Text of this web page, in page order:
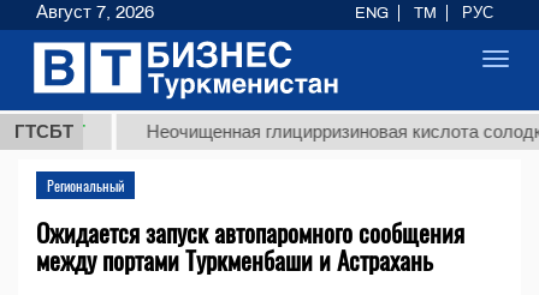
ГТСБТ Неочищенная глицирризиновая кислота солодкового
Региональный
Ожидается запуск автопаромного сообщения
между портами Туркменбаши и Астрахань
Август 7, 2026 ENG TM РУС